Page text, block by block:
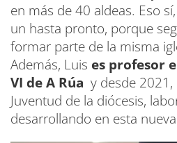
en más de 40 aldeas. Eso
un hasta pronto, porque
formar parte de la misma
Además, Luis es profesor
VI de A Rúa y desde
Juventud de la diócesis,
desarrollando en esta